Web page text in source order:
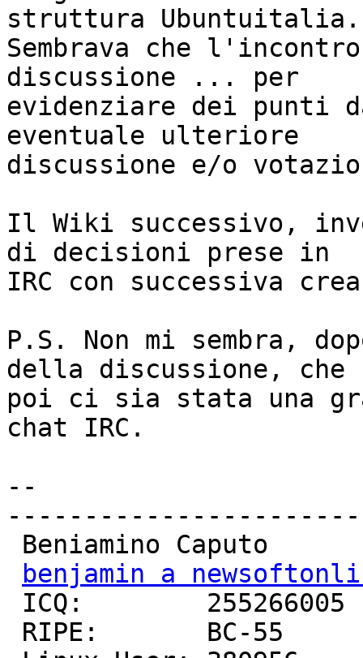
struttura Ubuntuitalia.
Sembrava che
discussione ... per
evidenziare dei punti
eventuale ulteriore
discussione e/o
Il Wiki successivo,
di decisioni prese in
IRC con successiva
P.S. Non mi sembra,
della discussione, che
poi ci sia stata una
chat IRC.
--
benjamin a